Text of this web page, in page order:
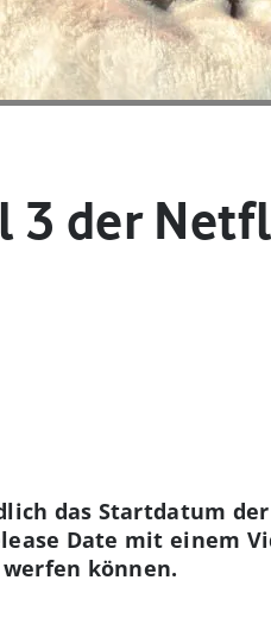
3 der
das Startdatum
Date mit einem
können.